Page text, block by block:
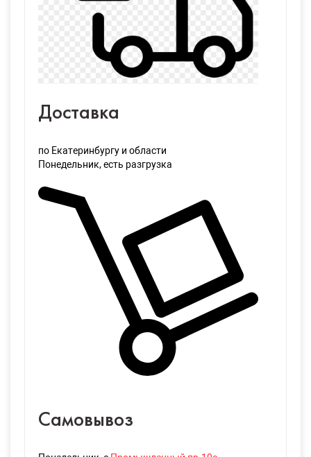
Доставка
по Екатеринбургу и области
Понедельник, есть разгрузка
Самовывоз